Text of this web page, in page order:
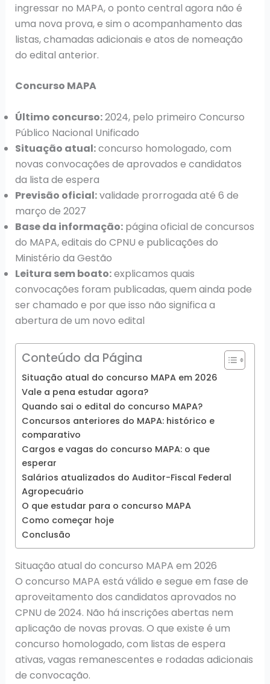
ingressar no MAPA, o ponto central agora não é
uma nova prova, e sim o acompanhamento das
listas, chamadas adicionais e atos de nomeação
do edital anterior.
Concurso MAPA
Último concurso:2024, pelo primeiro Concurso
Público Nacional Unificado
Situação atual:concurso homologado, com
novas convocações de aprovados e candidatos
da lista de espera
Previsão oficial:validade prorrogada até 6 de
março de 2027
Base da informação:página oficial de concursos
do MAPA, editais do CPNU e publicações do
Ministério da Gestão
Leitura sem boato:explicamos quais
convocações foram publicadas, quem ainda pode
ser chamado e por que isso não significa a
abertura de um novo edital
Conteúdo da Página
Situação atual do concurso MAPA em 2026
Vale a pena estudar agora?
Quando sai o edital do concurso MAPA?
Concursos anteriores do MAPA: histórico e
comparativo
Cargos e vagas do concurso MAPA: o que
esperar
Salários atualizados do Auditor-Fiscal Federal
Agropecuário
O que estudar para o concurso MAPA
Como começar hoje
Conclusão
Situação atual do concurso MAPA em 2026
O concurso MAPA está válido e segue em fase de
aproveitamento dos candidatos aprovados no
CPNU de 2024. Não há inscrições abertas nem
aplicação de novas provas. O que existe é um
concurso homologado, com listas de espera
ativas, vagas remanescentes e rodadas adicionais
de convocação.